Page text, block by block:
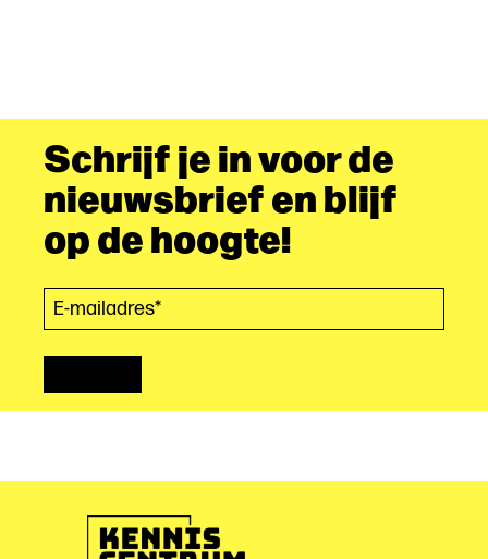
Schrijf je in voor de
nieuwsbrief en blijf
op de hoogte!